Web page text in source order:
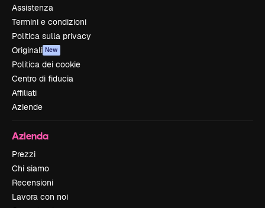
Assistenza
Termini e condizioni
Politica sulla privacy
Originali New
Politica dei cookie
Centro di fiducia
Affiliati
Aziende
Azienda
Prezzi
Chi siamo
Recensioni
Lavora con noi